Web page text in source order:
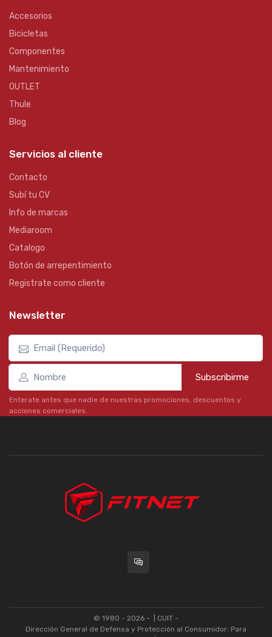
Accesorios
Bicicletas
Componentes
Mantenimiento
OUTLET
Thule
Blog
Servicios al cliente
Contacto
Subí tu CV
Info de marcas
Mediaroom
Catalogo
Botón de arrepentimiento
Registrate como cliente
Newsletter
Subscribirme
Enterate antes que nadie de nuestras promociones, descuentos y
acciones comerciales.
© 1980 - 2026 -
| CUIT -
Dirección General de Defensa y Protección al Consumidor: Para